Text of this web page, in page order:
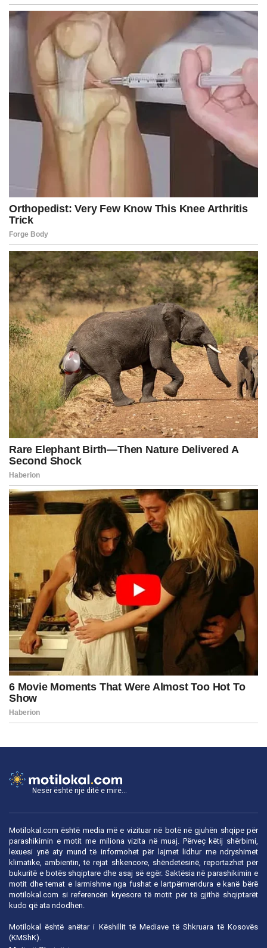
Nesër është një ditë e mirë...
Motilokal.com është media më e vizituar në botë në gjuhën shqipe për
parashikimin e motit me miliona vizita në muaj. Përveç këtij shërbimi,
lexuesi ynë aty mund të informohet për lajmet lidhur me ndryshimet
klimatike, ambientin, të rejat shkencore, shëndetësinë, reportazhet për
bukuritë e botës shqiptare dhe asaj së egër. Saktësia në parashikimin e
motit dhe temat e larmishme nga fushat e lartpërmendura e kanë bërë
motilokal.com si referencën kryesore të motit për të gjithë shqiptarët
kudo që ata ndodhen.
Motilokal është anëtar i Këshillit të Mediave të Shkruara të Kosovës
(KMShK).